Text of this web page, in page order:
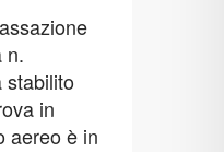
n.
stabilito
in
aereo è in